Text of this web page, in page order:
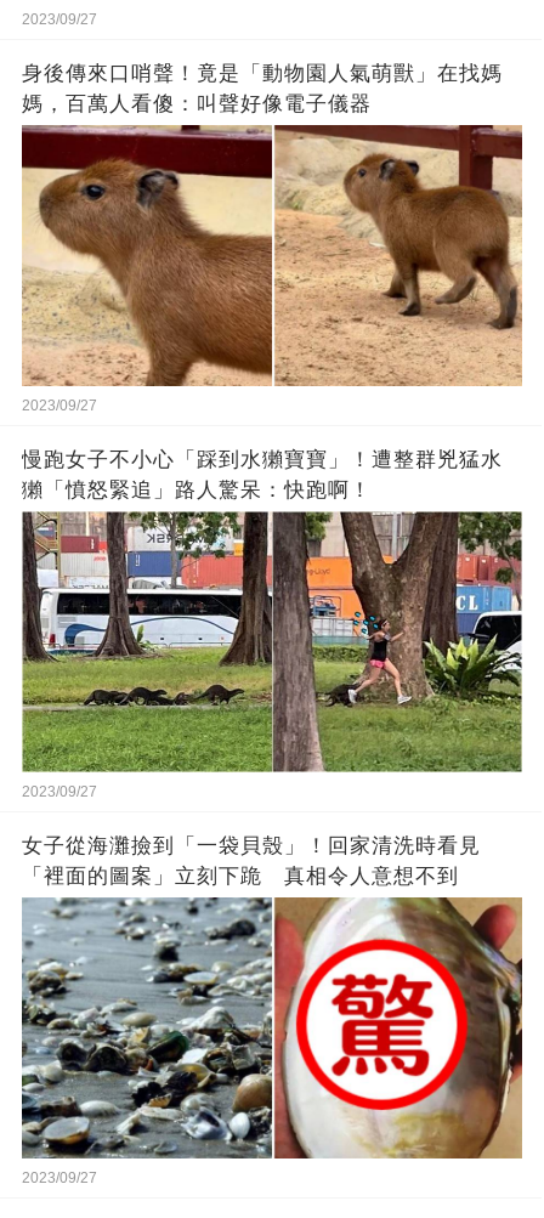
2023/09/27
身後傳來口哨聲！竟是「動物園人氣萌獸」在找媽
媽，百萬人看傻：叫聲好像電子儀器
2023/09/27
慢跑女子不小心「踩到水獺寶寶」！遭整群兇猛水
獺「憤怒緊追」路人驚呆：快跑啊！
2023/09/27
女子從海灘撿到「一袋貝殼」！回家清洗時看見
「裡面的圖案」立刻下跪 真相令人意想不到
2023/09/27